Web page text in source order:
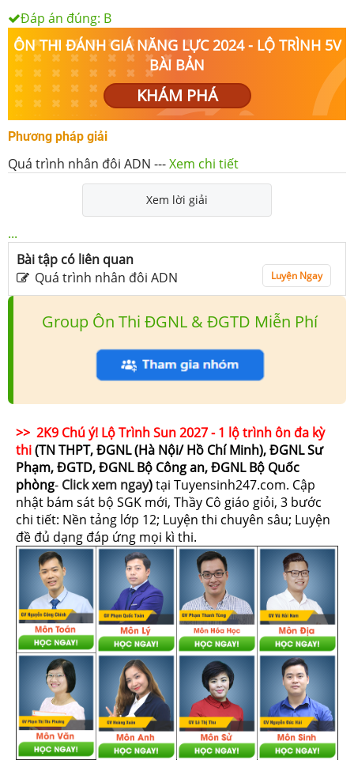
Đáp án đúng: B
ÔN THI ĐÁNH GIÁ NĂNG LỰC 2024 - LỘ TRÌNH 5V
BÀI BẢN
KHÁM PHÁ
Phương pháp giải
Quá trình nhân đôi ADN ---Xem chi tiết
Xem lời giải
...
Bài tập có liên quan
Quá trình nhân đôi ADN
Luyện Ngay
Group Ôn Thi ĐGNL & ĐGTD Miễn Phí
>> 2K9 Chú ý! Lộ Trình Sun 2027 - 1 lộ trình ôn đa kỳ
thi(TN THPT, ĐGNL (Hà Nội/ Hồ Chí Minh), ĐGNL Sư
Phạm, ĐGTD, ĐGNL Bộ Công an, ĐGNL Bộ Quốc
phòng- Click xem ngay)tại Tuyensinh247.com. Cập
nhật bám sát bộ SGK mới, Thầy Cô giáo giỏi, 3 bước
chi tiết: Nền tảng lớp 12; Luyện thi chuyên sâu; Luyện
đề đủ dạng đáp ứng mọi kì thi.